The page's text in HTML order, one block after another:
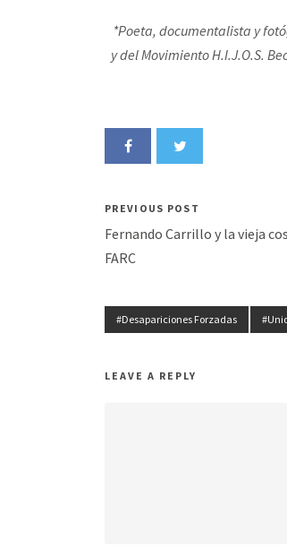
*Poeta, documentalista y
y del Movimiento H.I.J.O.S.
PREVIOUS POST
Fernando Carrillo y la vieja
FARC
#Desapariciones Forzadas
LEAVE A REPLY